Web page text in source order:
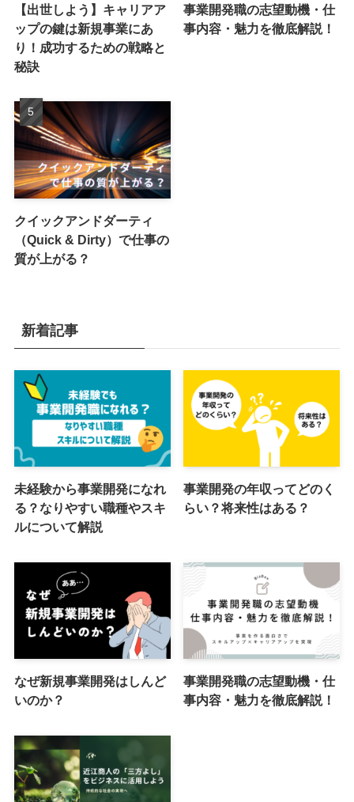
【出世しよう】キャリアア
ップの鍵は新規事業にあ
り！成功するための戦略と
秘訣
事業開発職の志望動機・仕
事内容・魅力を徹底解説！
クイックアンドダーティ
（Quick & Dirty）で仕事の
質が上がる？
新着記事
未経験から事業開発になれ
る？なりやすい職種やスキ
ルについて解説
事業開発の年収ってどのく
らい？将来性はある？
なぜ新規事業開発はしんど
いのか？
事業開発職の志望動機・仕
事内容・魅力を徹底解説！